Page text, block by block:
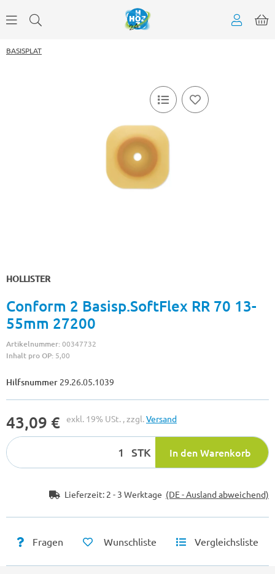
BASISPLAT
HOLLISTER
Conform 2 Basisp.SoftFlex RR 70 13-
55mm 27200
Artikelnummer:00347732
Inhalt pro OP: 5,00
Hilfsnummer 29.26.05.1039
43,09 € exkl. 19% USt. , zzgl.Versand
STK In den Warenkorb
Lieferzeit: 2 - 3 Werktage (DE - Ausland abweichend)
Fragen Wunschliste Vergleichsliste